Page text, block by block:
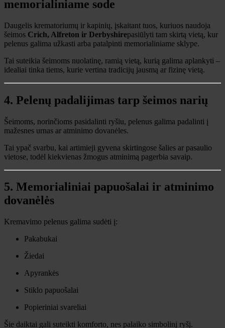
memorialiniame sode
Daugelis krematoriumų ir kapinių, įskaitant tuos, kuriuos naudoja
šeimos Crich, Alfreton ir Derbyshirepasiūlyti tam skirtą vietą, kur
pelenus galima užkasti arba patalpinti memorialiniame sklype.
Tai suteikia šeimoms nuolatinę, ramią vietą, kurią galima aplankyti –
idealiai tinka tiems, kurie vertina tradicijų jausmą ar fizinę vietą.
4. Pelenų padalijimas tarp šeimos narių
Šeimoms, norinčioms pasidalinti ryšiu, pelenus galima padalinti į
mažesnes urnas ar atminimo dovanėles.
Tai ypač svarbu, kai artimieji gyvena skirtingose ​​šalies ar pasaulio
vietose, todėl kiekvienas žmogus atminimą pagerbia savaip.
5. Memorialiniai papuošalai ir atminimo
dovanėlės
Kremavimo pelenus galima sudėti į:
Pakabukai
Žiedai
Apyrankės
Stiklo papuošalai
Popieriniai svareliai
Šie daiktai gali suteikti komforto, nes palaiko simbolinį ryšį.